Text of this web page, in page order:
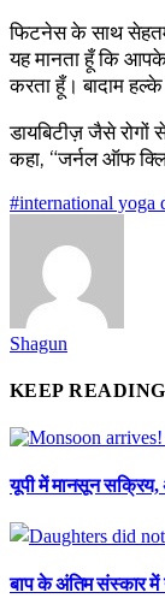
फिटनेस के साथ
यह मानता हूँ कि
करता हूँ। बादाम
डायबिटीज़ जैसे रोगों
कहा, “जर्नल ऑफ
#international yoga
Shagun
KEEP READING
यूपी में मानसून सक्रिय,
बाप के अंतिम संस्कार में